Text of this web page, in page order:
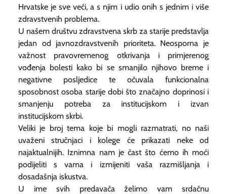
Hrvatske je sve veći, a s njim i udio onih s jednim i više
zdravstvenih problema.
U našem društvu zdravstvena skrb za starije predstavlja
jedan od javnozdravstvenih prioriteta. Neosporna je
važnost pravovremenog otkrivanja i primjerenog
vođenja bolesti kako bi se smanjilo njihovo breme i
negativne posljedice te očuvala funkcionalna
sposobnost osoba starije dobi što značajno doprinosi i
smanjenju potreba za institucijskom i izvan
institucijskom skrbi.
Veliki je broj tema koje bi mogli razmatrati, no naši
uvaženi stručnjaci i kolege će prikazati neke od
najaktualnijih. Iznimna nam je čast što ćemo ih moći
podijeliti s vama i izmijeniti vaša razmišljanja i
dosadašnja iskustva.
U ime svih predavača želimo vam srdačnu